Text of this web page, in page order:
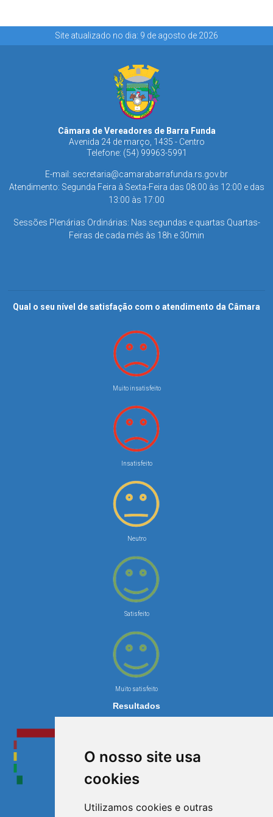
O nosso site usa
cookies
Utilizamos cookies e outras
Site atualizado no dia: 9 de agosto de 2026
Câmara de Vereadores de Barra Funda
Avenida 24 de março, 1435 - Centro
Telefone: (54) 99963-5991
E-mail: secretaria@camarabarrafunda.rs.gov.br
Atendimento: Segunda Feira à Sexta-Feira das 08:00 às 12:00 e das
13:00 às 17:00
Sessões Plenárias Ordinárias: Nas segundas e quartas Quartas-
Feiras de cada mês às 18h e 30min
Qual o seu nível de satisfação com o atendimento da Câmara
Muito insatisfeito
Insatisfeito
Neutro
Satisfeito
Muito satisfeito
Resultados